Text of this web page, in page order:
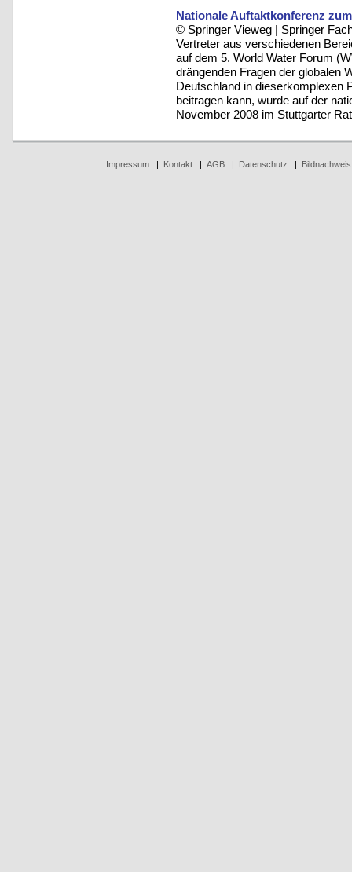
Nationale Auftaktkonferenz
© Springer Vieweg | Springer
Vertreter aus verschiedenen
auf dem 5. World Water Forum
drängenden Fragen der globalen
Deutschland in dieserkomplexen
beitragen kann, wurde auf der
November 2008 im Stuttgarter
Impressum| Kontakt| AGB| Datenschutz Bildnachweis